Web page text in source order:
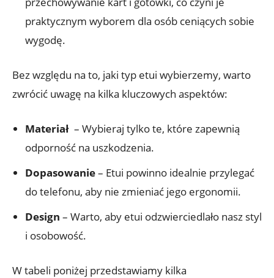
praktycznym wyborem dla osób ceniących⁢ sobie
wygodę.
Bez‍ względu na to, jaki typ etui wybierzemy,‍ warto​
zwrócić uwagę na kilka kluczowych aspektów:
Materiał ⁣ – ⁣Wybieraj tylko te, które zapewnią​
odporność na uszkodzenia.
Dopasowanie–⁢ Etui powinno idealnie przylegać
do telefonu, aby nie zmieniać jego ‌ergonomii.
Design – Warto, aby etui ​odzwierciedlało ⁤nasz‍ styl​
i‌ osobowość.
W⁢ tabeli poniżej ⁣przedstawiamy kilka